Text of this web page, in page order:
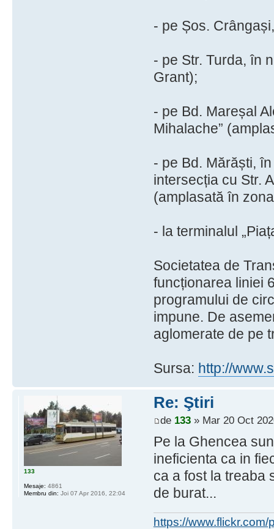
- pe Șos.
- pe Str. Turda, în
Grant);
- pe Bd. Mareșal
Mihalache”
- pe Bd. Mărăști,
intersecția cu Str.
(amplasată în
- la terminalul
Societatea de
funcționarea liniei
programului de
impune. De
aglomerate de pe
Sursa: http://
Re: Ştiri
de 133» Mar 20 Oct
Pe la Ghencea
ineficienta ca in
ca a fost la treaba
de burat...
https://
133
Mesaje: 4861
Membru din: Joi 07 Apr 2016, 22:04